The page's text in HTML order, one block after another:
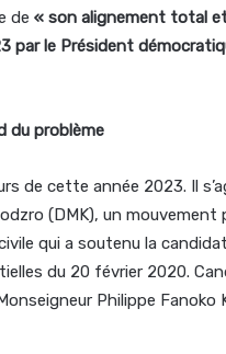
de « son alignement total
par le Président
du problème
de cette année 2023. Il
(DMK), un
qui a soutenu la
du 20 février 2020.
Philippe